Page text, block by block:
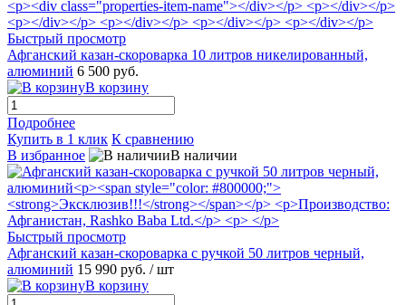
Быстрый просмотр
Афганский казан-скороварка 10 литров никелированный,
алюминий 6 500 руб.
В корзину
Подробнее
Купить в 1 клик К сравнению
В избранное
В наличии
Быстрый просмотр
Афганский казан-скороварка с ручкой 50 литров черный,
алюминий 15 990 руб. / шт
В корзину